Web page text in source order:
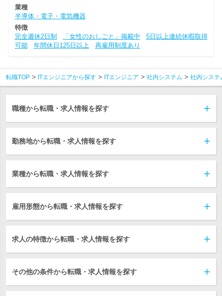
業種
半導体・電子・電気機器
特徴
完全週休2日制
「女性のおしごと」掲載中
5日以上連続休暇取得
可能
年間休日125日以上 再雇用制度あり
転職TOP ITエンジニアから探す ITエンジニア 社内システム 社内システ
職種から転職・求人情報を探す
勤務地から転職・求人情報を探す
業種から転職・求人情報を探す
雇用形態から転職・求人情報を探す
求人の特徴から転職・求人情報を探す
その他の条件から転職・求人情報を探す